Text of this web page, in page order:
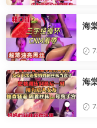
海
海